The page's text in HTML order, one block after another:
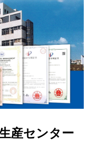
産センター